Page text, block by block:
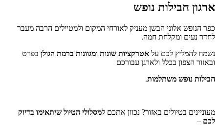
ארגון חבילות נופש
כפר הנופש אלוני הבשן מעניק לאורחי המקום ולמטיילים הרבה מעבר
לחדר נעים ומקלחת חמה.
נשמח להמליץ לכם על אטרקציות שונות ומגוונות ברמת הגולן בפרט
ובאזור הצפון בכלל ולארגן עבורכם
חבילות נופש משתלמות.
מעוניינים בטיולים באזור? נכוון אתכם למסלולי הטיול שיתאימו בדיוק
לכם –